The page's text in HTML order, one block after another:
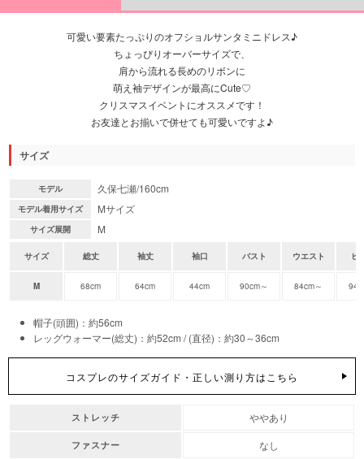
可愛い要素たっぷりのオフショルサンタミニドレス♪
ちょっぴりオーバーサイズで、
肩から流れる長めのリボンに
萌え袖デザインが最高にCute♡
クリスマスイベントにオススメです！
お友達とお揃いで併せても可愛いですよ♪
サイズ
モデル 久保七瀬/160cm
モデル着用サイズ Mサイズ
サイズ展開 M
サイズ 総丈 袖丈 袖口 バスト ウエスト ヒ
M 68cm 64cm 44cm 90cm～ 84cm～
帽子(頭囲)：約56cm
レッグウォーマー(総丈)：約52cm / (直径)：約30～36cm
コスプレのサイズガイド・正しい測り方はこちら
ストレッチ ややあり
ファスナー なし